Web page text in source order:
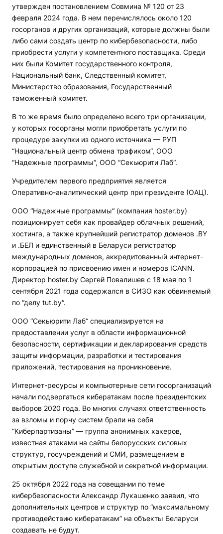
утвержден постановлением Совмина № 120 от 23
февраля 2024 года. В нем перечислялось около 120
госорганов и других организаций, которые должны были
либо сами создать центр по кибербезопасности, либо
приобрести услуги у компетентного поставщика. Среди
них были Комитет государственного контроля,
Национальный банк, Следственный комитет,
Министерство образования, Государственный
таможенный комитет.
В то же время было определено всего три организации,
у которых госорганы могли приобретать услуги по
процедуре закупки из одного источника — РУП
“Национальный центр обмена трафиком“, ООО
“Надежные программы“, ООО “Секьюрити Лаб“.
Учредителем первого предприятия является
Оперативно-аналитический центр при президенте (ОАЦ).
ООО “Надежные программы“ (компания hoster.by)
позиционирует себя как провайдер облачных решений,
хостинга, а также крупнейший регистратор доменов .BY
и .БЕЛ и единственный в Беларуси регистратор
международных доменов, аккредитованный интернет-
корпорацией по присвоению имен и номеров ICANN.
Директор hoster.by Сергей Повалишев с 18 мая по 1
сентября 2021 года содержался в СИЗО как обвиняемый
по “делу tut.by“.
ООО “Секьюрити Лаб“ специализируется на
предоставлении услуг в области информационной
безопасности, сертификации и декларирования средств
защиты информации, разработки и тестирования
приложений, тестирования на проникновение.
Интернет-ресурсы и компьютерные сети госорганизаций
начали подвергаться кибератакам после президентских
выборов 2020 года. Во многих случаях ответственность
за взломы и порчу систем брали на себя
“Киберпартизаны” — группа анонимных хакеров,
известная атаками на сайты белорусских силовых
структур, госучреждений и СМИ, размещением в
открытым доступе служебной и секретной информации.
25 октября 2022 года на совещании по теме
кибербезопасности Александр Лукашенко заявил, что
дополнительных центров и структур по “максимальному
противодействию кибератакам” на объекты Беларуси
создавать не будут.